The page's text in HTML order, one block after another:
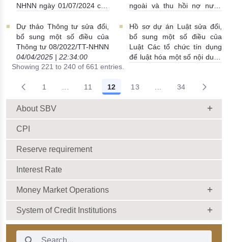
dụng 18/04/2025 | 17:33:00
biên giới Việt Nam - Trung
NHNN ngày 01/07/2024 của
nước Việt Nam quy định về
kiểm soát đặc biệt đối với tổ
chức tín dụng 17/04/2025 |
22:51:00
ngoài và thu hồi nợ nước
chi nhánh ngân hàng nước
ngoài 05/04/2025 | 00:06:00
Dự thảo Thông tư sửa đổi,
bổ sung một số điều của
Thông tư 08/2022/TT-NHNN
04/04/2025 | 22:34:00
Hồ sơ dự án Luật sửa đổi,
bổ sung một số điều của
Luật Các tổ chức tín dụng
để luật hóa một số nội dung
18:36:00
Showing 221 to 240 of 661 entries.
1 Intermediate Pages Use TAB to navigate.
11 12 13 Intermediate Pages
34
About SBV
CPI
Reserve requirement
Interest Rate
Money Market Operations
System of Credit Institutions
Search Bar